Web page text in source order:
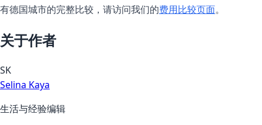
有德国城市的完整比较，请访问我们的费用比较页面。
关于作者
SK
Selina Kaya
生活与经验编辑